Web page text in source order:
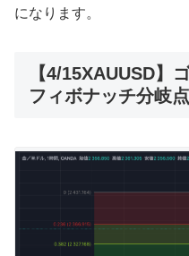
になります。
【4/15XAUUSD】
フィボナッチ分岐点